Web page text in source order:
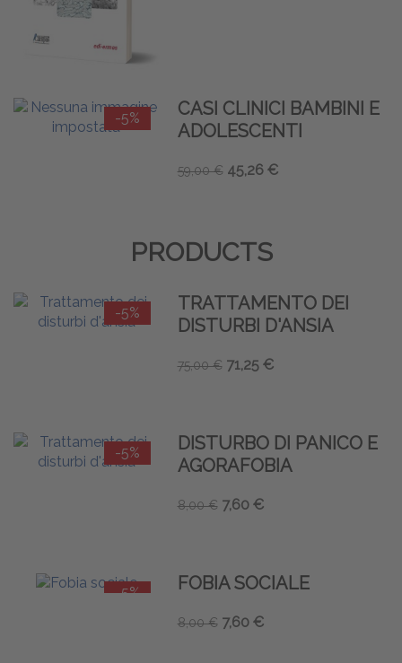
-5%
CASI CLINICI BAMBINI E
ADOLESCENTI
59,00 € 45,26 €
PRODUCTS
-5%
TRATTAMENTO DEI
DISTURBI D'ANSIA
75,00 € 71,25 €
-5%
DISTURBO DI PANICO E
AGORAFOBIA
8,00 € 7,60 €
-5% FOBIA SOCIALE
8,00 € 7,60 €